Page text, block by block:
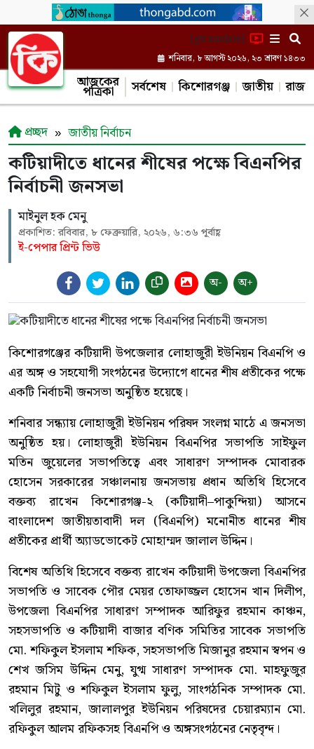
[gtranslate]
শনিবার, ৮ আগস্ট ২০২৬, ২৩ শ্রাবণ ১৪৩৩
আজকের
পত্রিকা সর্বশেষ কিশোরগঞ্জ জাতীয়
প্রচ্ছদ জাতীয় নির্বাচন
কটিয়াদীতে ধানের শীষের পক্ষে বিএনপির
নির্বাচনী জনসভা
মাইনুল হক মেনু
প্রকাশিত: রবিবার, ৮ ফেব্রুয়ারি, ২০২৬, ৬:৩৬ পূর্বাহ্ণ
ই-পেপার প্রিন্ট ভিউ
অ-
অ+
কিশোরগঞ্জের কটিয়াদী উপজেলার লোহাজুরী ইউনিয়ন বিএনপি ও
এর অঙ্গ ও সহযোগী সংগঠনের উদ্যোগে ধানের শীষ প্রতীকের পক্ষে
একটি নির্বাচনী জনসভা অনুষ্ঠিত হয়েছে।
শনিবার সন্ধ্যায় লোহাজুরী ইউনিয়ন পরিষদ সংলগ্ন মাঠে এ জনসভা
অনুষ্ঠিত হয়। লোহাজুরী ইউনিয়ন বিএনপির সভাপতি সাইফুল
মতিন জুয়েলের সভাপতিত্বে এবং সাধারণ সম্পাদক মোবারক
হোসেন সরকারের সঞ্চালনায় জনসভায় প্রধান অতিথি হিসেবে
বক্তব্য রাখেন কিশোরগঞ্জ-২ (কটিয়াদী–পাকুন্দিয়া) আসনে
বাংলাদেশ জাতীয়তাবাদী দল (বিএনপি) মনোনীত ধানের শীষ
প্রতীকের প্রার্থী অ্যাডভোকেট মোহাম্মদ জালাল উদ্দিন।
বিশেষ অতিথি হিসেবে বক্তব্য রাখেন কটিয়াদী উপজেলা বিএনপির
সভাপতি ও সাবেক পৌর মেয়র তোফাজ্জল হোসেন খান দিলীপ,
উপজেলা বিএনপির সাধারণ সম্পাদক আরিফুর রহমান কাঞ্চন,
সহসভাপতি ও কটিয়াদী বাজার বণিক সমিতির সাবেক সভাপতি
মো. শফিকুল ইসলাম শফিক, সহসভাপতি মিজানুর রহমান স্বপন ও
শেখ জসিম উদ্দিন মেনু, যুগ্ম সাধারণ সম্পাদক মো. মাহফুজুর
রহমান মিটু ও শফিকুল ইসলাম ফুলু, সাংগঠনিক সম্পাদক মো.
খলিলুর রহমান, জালালপুর ইউনিয়ন পরিষদের চেয়ারম্যান মো.
রফিকুল আলম রফিকসহ বিএনপি ও অঙ্গসংগঠনের নেতৃবৃন্দ।